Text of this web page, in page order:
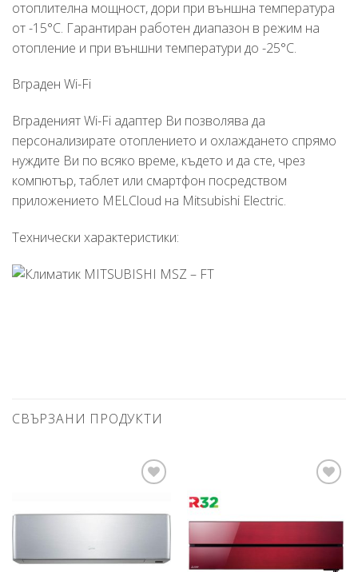
отоплителна мощност, дори при външна температура
от -15°C. Гарантиран работен диапазон в режим на
отопление и при външни температури до -25°C.
Вграден Wi-Fi
Вграденият Wi-Fi адаптер Ви позволява да
персонализирате отоплението и охлаждането спрямо
нуждите Ви по всяко време, където и да сте, чрез
компютър, таблет или смартфон посредством
приложението MELCloud на Mitsubishi Electric.
Технически характеристики:
СВЪРЗАНИ ПРОДУКТИ
любими